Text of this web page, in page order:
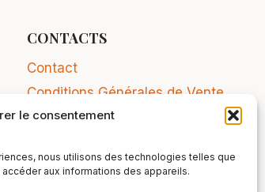
le consentement
nous utilisons des technologies telles que
aux informations des appareils.
CONTACTS
Contact
Conditions Générales de Vente
Mentions légales